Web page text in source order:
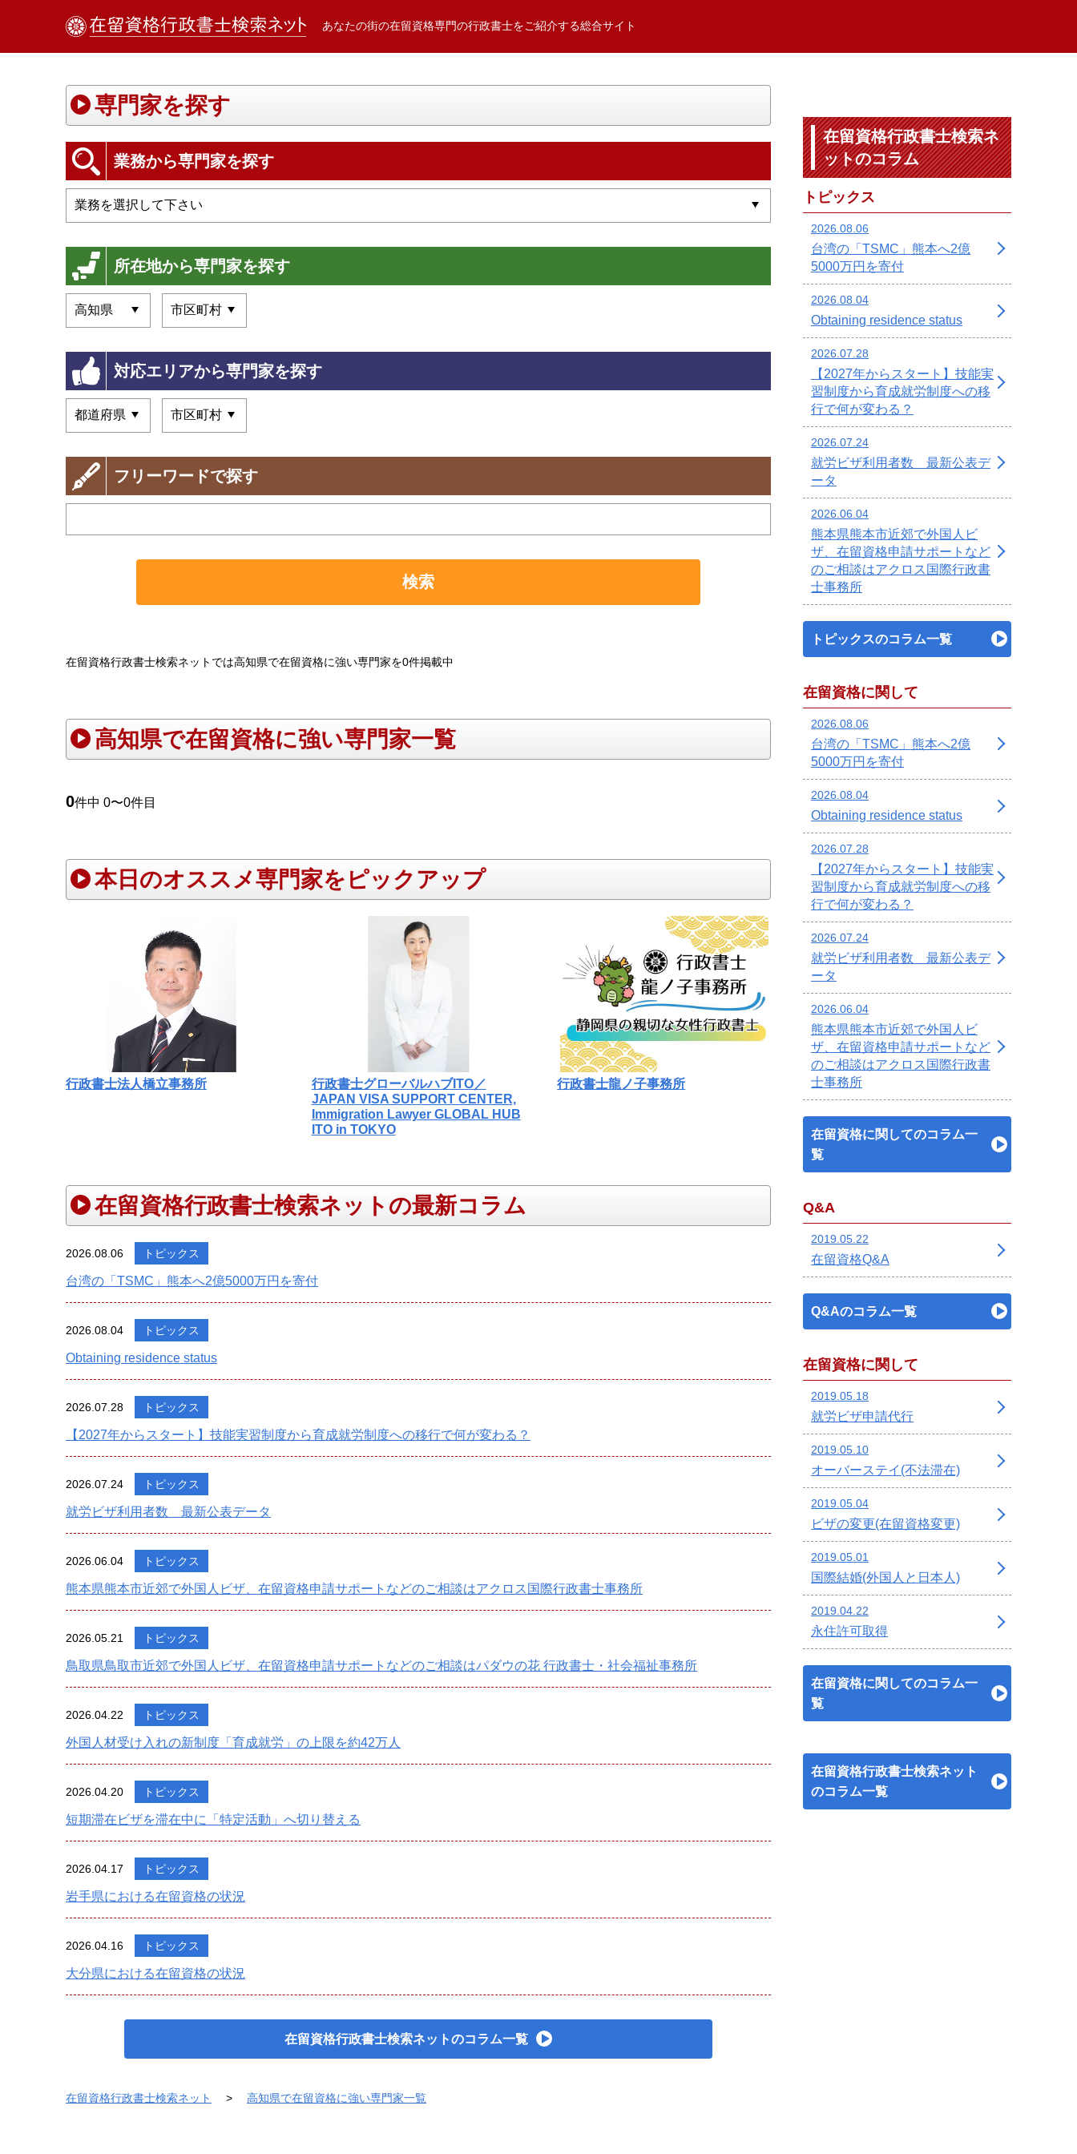
あなたの街の在留資格専門の行政書士をご紹介する総合サイト
専門家を探す
業務から専門家を探す
所在地から専門家を探す
対応エリアから専門家を探す
フリーワードで探す
検索
在留資格行政書士検索ネットでは高知県で在留資格に強い専門家を0件掲載中
高知県で在留資格に強い専門家一覧
0件中 0〜0件目
本日のオススメ専門家をピックアップ
行政書士法人橋立事務所
行政書士グローバルハブITO／
JAPAN VISA SUPPORT CENTER,
Immigration Lawyer GLOBAL HUB
ITO in TOKYO
行政書士龍ノ子事務所
在留資格行政書士検索ネットの最新コラム
2026.08.06 トピックス
台湾の「TSMC」熊本へ2億5000万円を寄付
2026.08.04 トピックス
Obtaining residence status
2026.07.28 トピックス
【2027年からスタート】技能実習制度から育成就労制度への移行で何が変わる？
2026.07.24 トピックス
就労ビザ利用者数 最新公表データ
2026.06.04 トピックス
熊本県熊本市近郊で外国人ビザ、在留資格申請サポートなどのご相談はアクロス国際行政書士事務所
2026.05.21 トピックス
鳥取県鳥取市近郊で外国人ビザ、在留資格申請サポートなどのご相談はパダウの花 行政書士・社会福祉事務所
2026.04.22 トピックス
外国人材受け入れの新制度「育成就労」の上限を約42万人
2026.04.20 トピックス
短期滞在ビザを滞在中に「特定活動」へ切り替える
2026.04.17 トピックス
岩手県における在留資格の状況
2026.04.16 トピックス
大分県における在留資格の状況
在留資格行政書士検索ネットのコラム一覧
在留資格行政書士検索ネ
ットのコラム
トピックス
2026.08.06
台湾の「TSMC」熊本へ2億
5000万円を寄付
2026.08.04
Obtaining residence status
2026.07.28
【2027年からスタート】技能実
習制度から育成就労制度への移
行で何が変わる？
2026.07.24
就労ビザ利用者数 最新公表デ
ータ
2026.06.04
熊本県熊本市近郊で外国人ビ
ザ、在留資格申請サポートなど
のご相談はアクロス国際行政書
士事務所
トピックスのコラム一覧
在留資格に関して
2026.08.06
台湾の「TSMC」熊本へ2億
5000万円を寄付
2026.08.04
Obtaining residence status
2026.07.28
【2027年からスタート】技能実
習制度から育成就労制度への移
行で何が変わる？
2026.07.24
就労ビザ利用者数 最新公表デ
ータ
2026.06.04
熊本県熊本市近郊で外国人ビ
ザ、在留資格申請サポートなど
のご相談はアクロス国際行政書
士事務所
在留資格に関してのコラム一
覧
Q&A
2019.05.22
在留資格Q&A
Q&Aのコラム一覧
在留資格に関して
2019.05.18
就労ビザ申請代行
2019.05.10
オーバーステイ(不法滞在)
2019.05.04
ビザの変更(在留資格変更)
2019.05.01
国際結婚(外国人と日本人)
2019.04.22
永住許可取得
在留資格に関してのコラム一
覧
在留資格行政書士検索ネット
のコラム一覧
在留資格行政書士検索ネット 高知県で在留資格に強い専門家一覧